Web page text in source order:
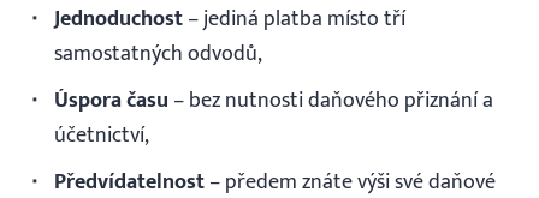
Jednoduchost– jediná platba místo tří
samostatných odvodů,
Úspora času – bez nutnosti daňového přiznání a
účetnictví,
Předvídatelnost– předem znáte výši své daňové